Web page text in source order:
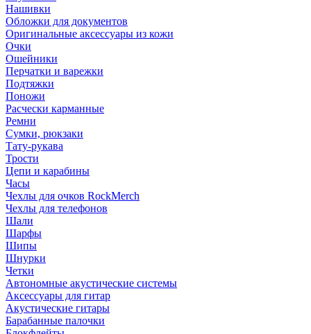
Нашивки
Обложки для документов
Оригинальные аксессуары из кожи
Очки
Ошейники
Перчатки и варежки
Подтяжки
Поножи
Расчески карманные
Ремни
Сумки, рюкзаки
Тату-рукава
Трости
Цепи и карабины
Часы
Чехлы для очков RockMerch
Чехлы для телефонов
Шали
Шарфы
Шипы
Шнурки
Четки
Автономные акустические системы
Аксессуары для гитар
Акустические гитары
Барабанные палочки